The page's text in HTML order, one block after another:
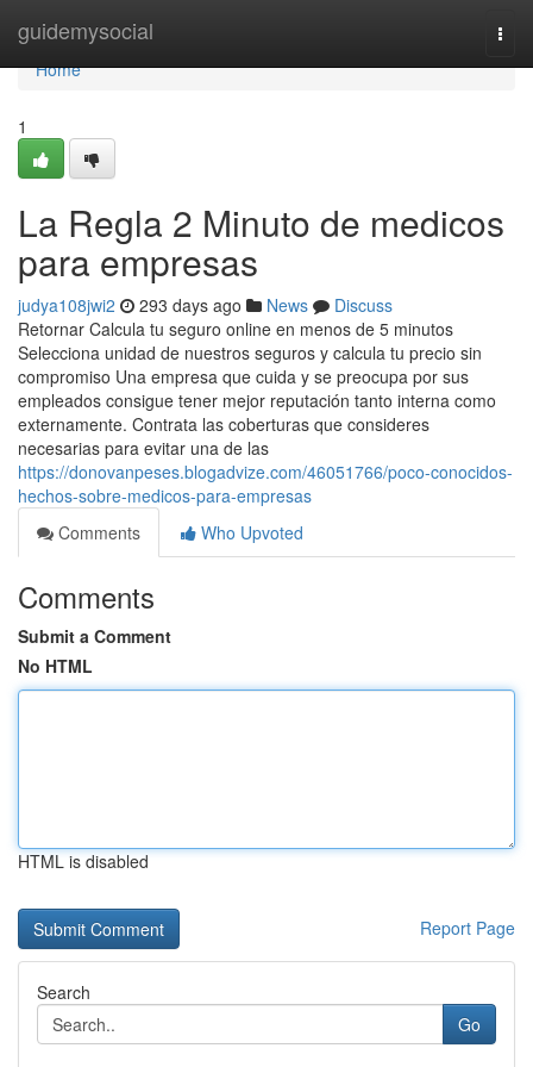
guidemysocial
Home
Home
1
La Regla 2 Minuto de medicos
para empresas
judya108jwi2 293 days ago News
Discuss
Retornar Calcula tu seguro online en menos de 5 minutos
Selecciona unidad de nuestros seguros y calcula tu precio sin
compromiso Una empresa que cuida y se preocupa por sus
empleados consigue tener mejor reputación tanto interna como
externamente. Contrata las coberturas que consideres
necesarias para evitar una de las
https://donovanpeses.blogadvize.com/46051766/poco-conocidos-
hechos-sobre-medicos-para-empresas
Comments
Who Upvoted
Comments
Submit a Comment
No HTML
HTML is disabled
Report Page
Search
Go